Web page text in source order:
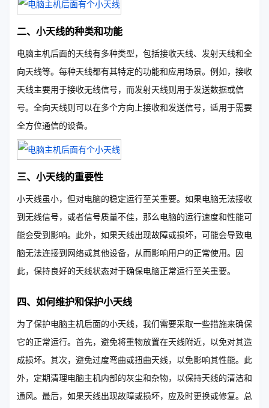
二、小天线的种类和功能
电脑主机后面的天线有多种类型，包括接收天线、发射天线和全
向天线等。每种天线都有其特定的功能和应用场景。例如，接收
天线主要用于接收无线信号，而发射天线则用于发送数据或信
号。全向天线则可以在多个方向上接收和发送信号，适用于需要
全方位通信的设备。
三、小天线的重要性
小天线虽小，但对电脑的稳定运行至关重要。如果电脑无法接收
到无线信号，或者信号质量不佳，那么电脑的运行速度和性能可
能会受到影响。此外，如果天线出现故障或损坏，可能会导致电
脑无法连接到网络或其他设备，从而影响用户的正常使用。因
此，保持良好的天线状态对于确保电脑正常运行至关重要。
四、如何维护和保护小天线
为了保护电脑主机后面的小天线，我们需要采取一些措施来确保
它的正常运行。首先，避免将重物放置在天线附近，以免对其造
成损坏。其次，避免过度弯曲或扭曲天线，以免影响其性能。此
外，定期清理电脑主机内部的灰尘和杂物，以保持天线的清洁和
通风。最后，如果天线出现故障或损坏，应及时更换或修复。总